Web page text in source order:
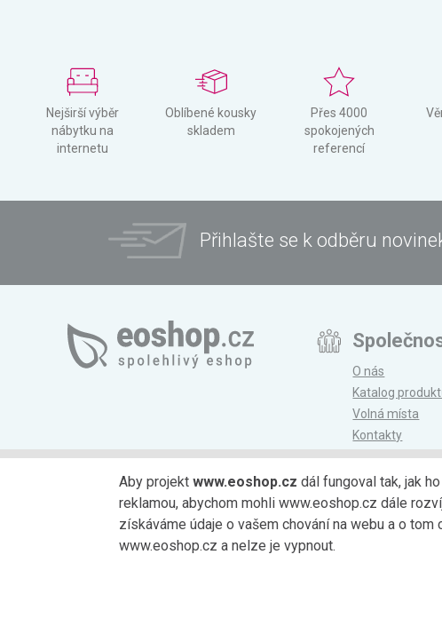
Nejširší výběr
nábytku na
internetu
Oblíbené kousky
skladem
Přes 4000
spokojených
referencí
Přihlašte se k odběru
O nás
Katalog
Volná místa
Kontakty
Magazín
Možnosti platby
Aby projektwww.eoshop.cz dál fungoval tak, jak
reklamou, abychom mohli www.eoshop.cz dále
získáváme údaje o vašem chování na webu a o
www.eoshop.cz a nelze je vypnout.